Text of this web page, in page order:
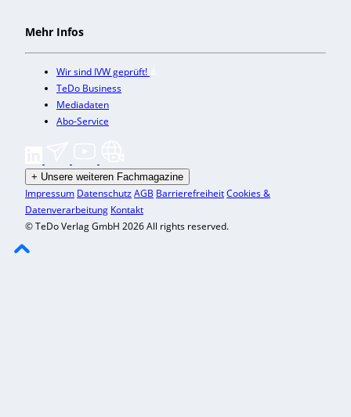
Mehr Infos
Wir sind IVW geprüft!
TeDo Business
Mediadaten
Abo-Service
+ Unsere weiteren Fachmagazine
Impressum DatenschutzAGB BarrierefreiheitCookies &
Datenverarbeitung Kontakt
© TeDo Verlag GmbH 2026 All rights reserved.